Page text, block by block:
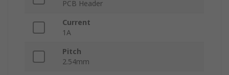
PCB Header
Current
1A
Pitch
2.54mm